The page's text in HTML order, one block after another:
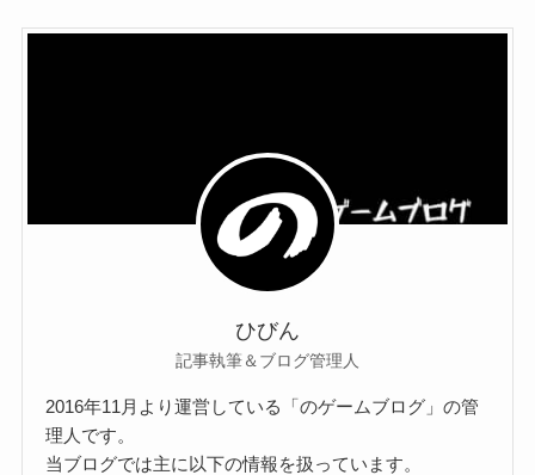
ひびん
記事執筆＆ブログ管理人
2016年11月より運営している「のゲームブログ」の管
理人です。
当ブログでは主に以下の情報を扱っています。